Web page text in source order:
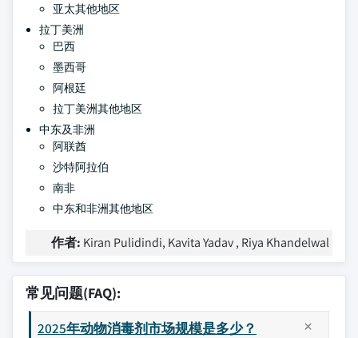
亚太其他地区
拉丁美洲
巴西
墨西哥
阿根廷
拉丁美洲其他地区
中东及非洲
阿联酋
沙特阿拉伯
南非
中东和非洲其他地区
作者: Kiran Pulidindi, Kavita Yadav , Riya Khandelwal
常见问题(FAQ):
2025年动物消毒剂市场规模是多少？